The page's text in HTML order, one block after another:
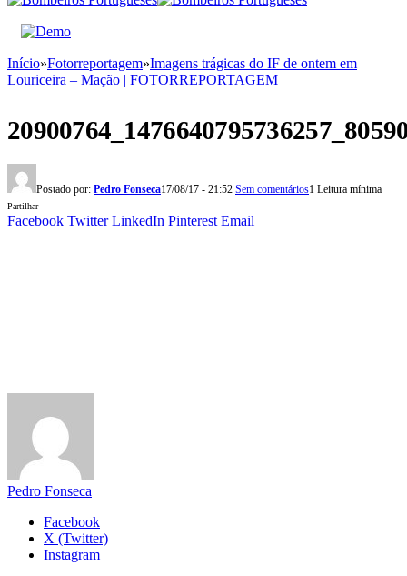
Início»Fotorreportagem»Imagens trágicas do IF de ontem em
Louriceira – Mação | FOTORREPORTAGEM
Postado por: Pedro Fonseca17/08/17 - 21:52 Sem comentários1 Leitura mínima
Partilhar
Facebook Twitter LinkedIn Pinterest Email
Pedro Fonseca
Facebook
X (Twitter)
Instagram